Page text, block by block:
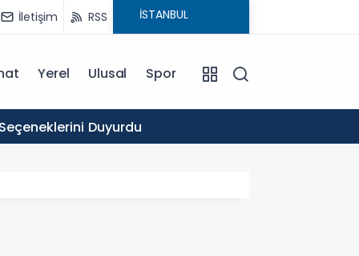
İletişim RSS
Yerel Ulusal Spor
Duyurdu